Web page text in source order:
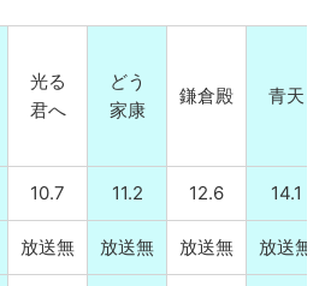
光る
君へ
どう
家康
鎌倉殿 青天
10.7 11.2 12.6 14.1
放送無 放送無 放送無 放送無